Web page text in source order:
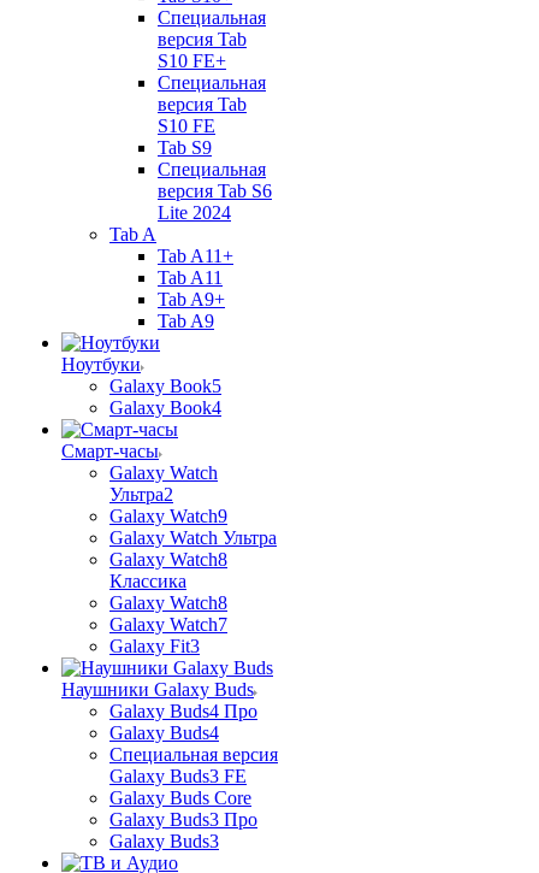
Специальная
версия Tab
S10 FE+
Специальная
версия Tab
S10 FE
Tab S9
Специальная
версия Tab S6
Lite 2024
Tab A
Tab A11+
Tab A11
Tab A9+
Tab A9
Ноутбуки
Galaxy Book5
Galaxy Book4
Смарт-часы
Galaxy Watch
Ультра2
Galaxy Watch9
Galaxy Watch Ультра
Galaxy Watch8
Классика
Galaxy Watch8
Galaxy Watch7
Galaxy Fit3
Наушники Galaxy Buds
Galaxy Buds4 Про
Galaxy Buds4
Специальная версия
Galaxy Buds3 FE
Galaxy Buds Core
Galaxy Buds3 Про
Galaxy Buds3